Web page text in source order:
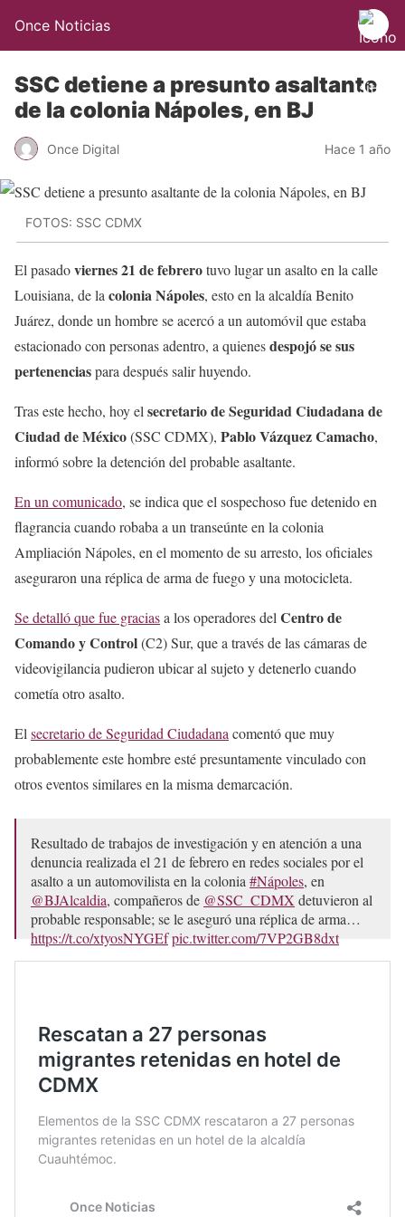
Once Noticias
SSC detiene a presunto asaltante
de la colonia Nápoles, en BJ
Once Digital Hace 1 año
FOTOS: SSC CDMX
El pasadoviernes 21 de febrerotuvo lugar un asalto en la calle
Louisiana, de la colonia Nápoles, esto en la alcaldía Benito
Juárez, donde un hombre se acercó a un automóvil que estaba
estacionado con personas adentro, a quienesdespojó se sus
pertenenciaspara después salir huyendo.
Tras este hecho, hoy el secretario de Seguridad Ciudadana de
Ciudad de México(SSC CDMX), Pablo Vázquez Camacho,
informó sobre la detención del probable asaltante.
En un comunicado, se indica que el sospechoso fue detenido en
flagrancia cuando robaba a un transeúnte en la colonia
Ampliación Nápoles, en el momento de su arresto, los oficiales
aseguraron una réplica de arma de fuego y una motocicleta.
Se detalló que fue graciasa los operadores del Centro de
Comando y Control(C2) Sur, que a través de las cámaras de
videovigilancia pudieron ubicar al sujeto y detenerlo cuando
cometía otro asalto.
El secretario de Seguridad Ciudadana comentó que muy
probablemente este hombre esté presuntamente vinculado con
otros eventos similares en la misma demarcación.
Resultado de trabajos de investigación y en atención a una
denuncia realizada el 21 de febrero en redes sociales por el
asalto a un automovilista en la colonia #Nápoles, en
@BJAlcaldia, compañeros de @SSC_CDMX detuvieron al
probable responsable; se le aseguró una réplica de arma…
https://t.co/xtyosNYGEfpic.twitter.com/7VP2GB8dxt